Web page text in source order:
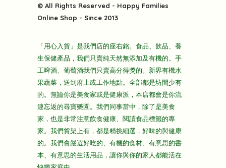
雜貨部
折上折大特價
主頁
快樂電視台
送貨
隱私政策
© All Rights Reserved - Happy Families
Online Shop - Since 2013
「用心入貨」是我們店的座右銘。食品、飲品、養
生保健產品，我們只賣純天然無添加及有機的。手
工啤酒、葡萄酒我們只賣高分得獎的。新界有機水
果蔬菜，送到府上或工作地點。全部都是坊間少有
的。無論你是美食家或是健康派，本店都會是你流
連忘返的尋寶樂園。我們同事當中，除了是美食
家，也是非常注意飲食健康、閱讀食品標籤的專
家。我們貨架上有，都是精挑細選，好味的與健康
的。我們會嚴選好吃的、有機的食材、有意思的書
本、有意思的生活用品，讓你與你的家人都能活在